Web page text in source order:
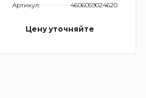
Артикул:
4606059024620
Цену уточняйте